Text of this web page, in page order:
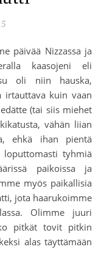
kaasojeni eli
oli niin hauska,
irtauttava kuin vaan
(tai siis miehet
vähän liian
ehkä ihan pientä
loputtomasti tyhmiä
paikoissa ja
myös paikallisia
jota haarukoimme
Olimme juuri
pitkät tovit pitkin
alas täyttämään